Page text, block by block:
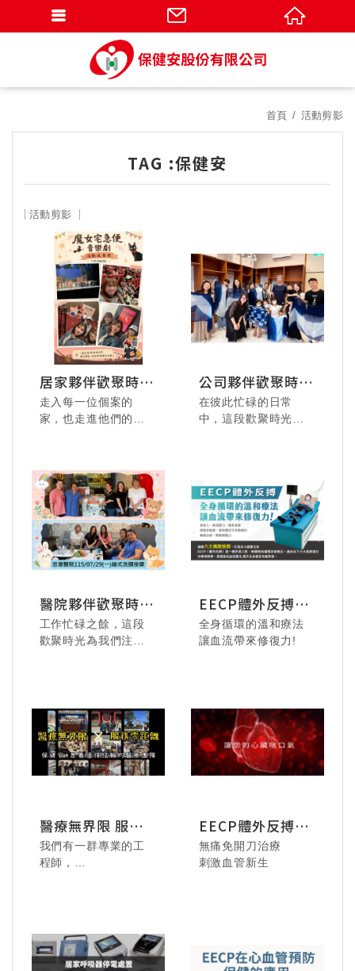
首頁 活動剪影
TAG :保健安
活動剪影
居家夥伴歡聚時刻
全紀錄
走入每一位個案的
家，也走進他們的生
在繁忙與付出之間，
難得的歡聚時刻，是
屬於我們的喘息與連
結。
這些笑容、舉杯與交
流的畫面，不只是放
暖與支持的體現。
邀請您一起回顧這段
溫馨的相聚時光，感
115.08.02 德安居家-
魔女宅急便音樂劇，
公司夥伴歡聚時刻
全紀錄
在彼此忙碌的日常
中，這段歡聚時光就
了彼此的距離。
互動，都是屬於公司
夥伴之間難得而真摯
的回憶。
美好瞬間，收藏屬於
我們的歡樂記憶！
時光。
醫院夥伴歡聚時刻
全紀錄
工作忙碌之餘，這段
歡聚時光為我們注入
無論是在笑聲中交流
情誼，或在美食中共
享片刻輕鬆，都是同
甘共苦路上珍貴的片
段。
光充滿溫度與回憶。
邀請您一同回顧這些
動人的瞬間，珍藏醫
EECP體外反搏療
法
全身循環的溫和療法
讓血流帶來修復力!
醫療無界限 服務
零距離
我們有一群專業的工
程師，
EECP體外反搏療
法
無痛免開刀治療
刺激血管新生